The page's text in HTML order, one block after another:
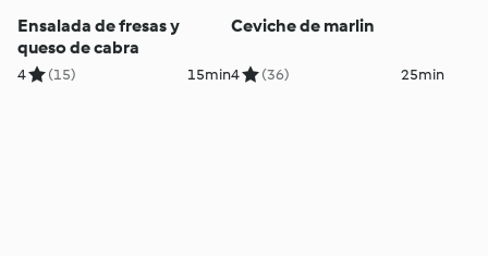
Ensalada de fresas y
queso de cabra
4 (15) 15min
Ceviche de marlin
4 (36) 25min